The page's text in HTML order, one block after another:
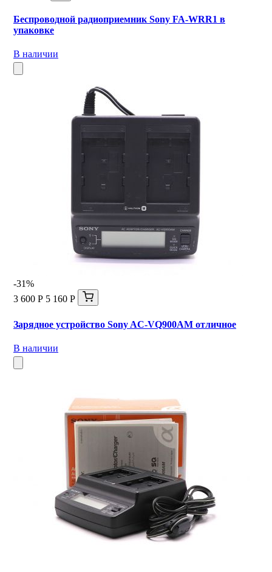
Беспроводной радиоприемник Sony FA-WRR1 в
упаковке
В наличии
-31%
3 600 Р 5 160 Р
Зарядное устройство Sony AC-VQ900AM отличное
В наличии